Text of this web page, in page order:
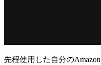
先程使用した自分の